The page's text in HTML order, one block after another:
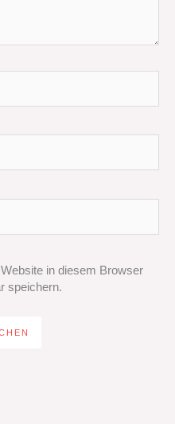
in diesem Browser
speichern.